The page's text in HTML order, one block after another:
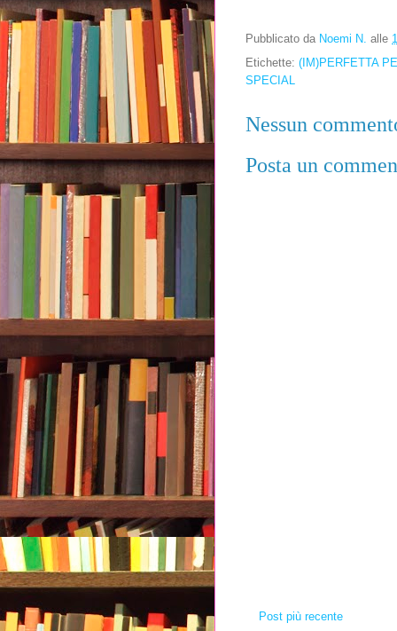
Pubblicato da Noemi N. alle
Etichette: (IM)PERFETTA
SPECIAL
Nessun
Posta un
Post più recente